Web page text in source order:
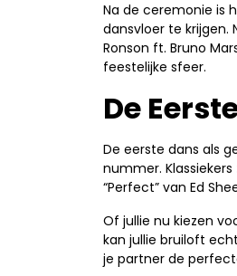
Na de ceremonie is
dansvloer te krijgen.
Ronson ft. Bruno
feestelijke sfeer.
De
De eerste dans als
nummer. Klassiekers
“Perfect” van Ed
Of jullie nu kiezen
kan jullie bruiloft
je partner de